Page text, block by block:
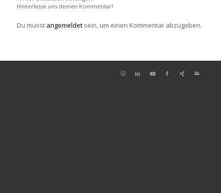
Hinterlasse uns deinen Kommentar!
Du musst angemeldetsein, um einen Kommentar abzugeben.